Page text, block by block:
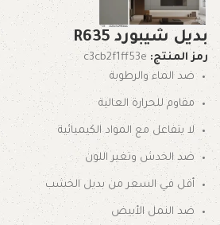
بديل شيبورد R635
رمز المنتج: c3cb2f1ff53e
ضد الماء والرطوبة
مقاوم للحرارة العالية
لا يتفاعل مع المواد الكيميائية
ضد الخدش وتغير اللون
أقل في السعر من بديل الخشب
ضد النمل الأبيض